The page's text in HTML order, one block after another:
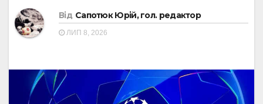
Від Сапотюк Юрій, гол. редактор
ЛИП 8, 2026